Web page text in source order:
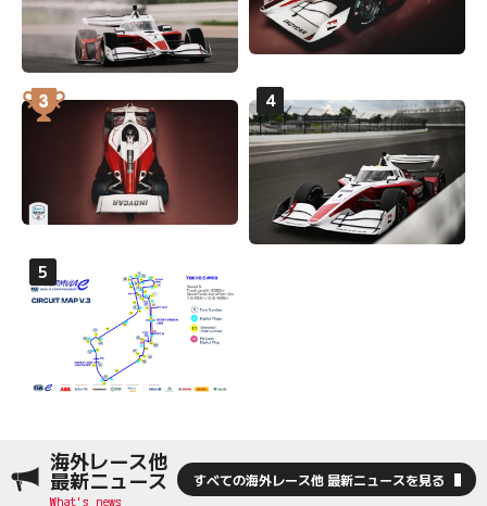
海外レース他
最新ニュース すべての海外レース他 最新ニュースを見る